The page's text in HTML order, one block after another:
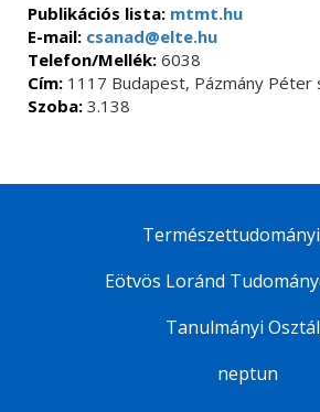
Publikációs lista: mtmt.hu
E-mail: csanad@elte.hu
Telefon/Mellék: 6038
Cím: 1117 Budapest, Pázmány Péter
Szoba: 3.138
Eötvös Loránd
Tanulmányi
neptun